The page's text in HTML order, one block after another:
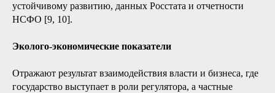
устойчивому развитию, данных Росстата и отчетности
НСФО [9, 10].
Эколого-экономические показатели
Отражают результат взаимодействия власти и бизнеса, где
государство выступает в роли регулятора, а частные